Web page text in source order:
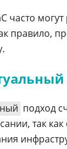
часто
правило,
подход
так как